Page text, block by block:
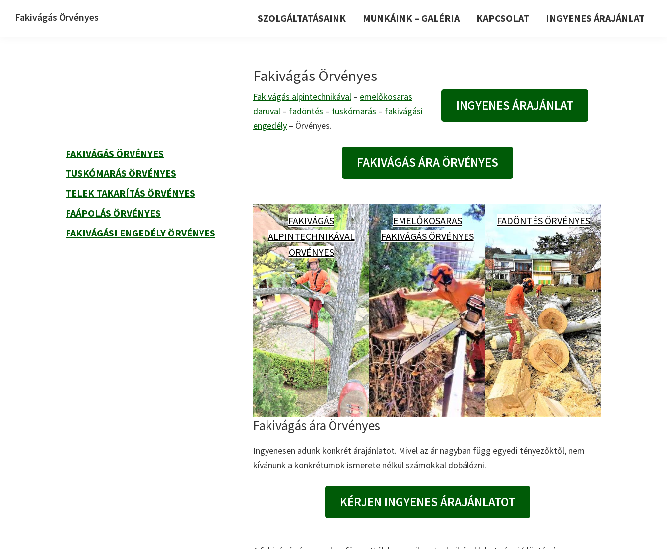
Fakivágás Örvényes SZOLGÁLTATÁSAINK MUNKÁINK – GALÉRIA KAPCSOLAT INGYENES ÁRAJÁNLAT
Fakivágás Örvényes
Fakivágás alpintechnikával – emelőkosaras
daruval – fadöntés – tuskómarás – fakivágási
engedély – Örvényes.
INGYENES ÁRAJÁNLAT
FAKIVÁGÁS ÁRA ÖRVÉNYES
FAKIVÁGÁS
ALPINTECHNIKÁVAL
ÖRVÉNYES
EMELŐKOSARAS
FAKIVÁGÁS ÖRVÉNYES
FADÖNTÉS ÖRVÉNYES
Fakivágás ára Örvényes
Ingyenesen adunk konkrét árajánlatot. Mivel az ár nagyban függ egyedi tényezőktől, nem
kívánunk a konkrétumok ismerete nélkül számokkal dobálózni.
KÉRJEN INGYENES ÁRAJÁNLATOT
FAKIVÁGÁS ÖRVÉNYES
TUSKÓMARÁS ÖRVÉNYES
TELEK TAKARÍTÁS ÖRVÉNYES
FAÁPOLÁS ÖRVÉNYES
FAKIVÁGÁSI ENGEDÉLY ÖRVÉNYES